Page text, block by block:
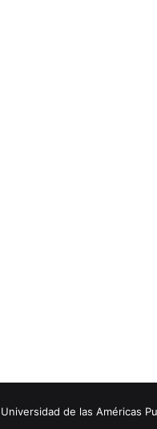
de las Américas